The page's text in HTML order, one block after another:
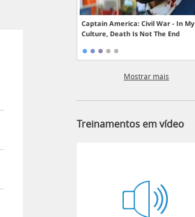
Captain America: Civil War - In My
Culture, Death Is Not The End
Mostrar mais
Treinamentos em vídeo